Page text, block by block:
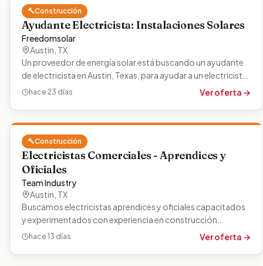
🔨Construcción
Ayudante Electricista: Instalaciones Solares
Freedomsolar
Austin TX
Un proveedor de energía solar está buscando un ayudante
de electricista en Austin, Texas, para ayudar a un electricista
autorizado con…
hace 23 días Ver oferta →
🔨Construcción
Electricistas Comerciales - Aprendices y
Oficiales
Team Industry
Austin TX
Buscamos electricistas aprendices y oficiales capacitados
y experimentados con experiencia en construcción
comercial. Los candidatos…
hace 13 días Ver oferta →